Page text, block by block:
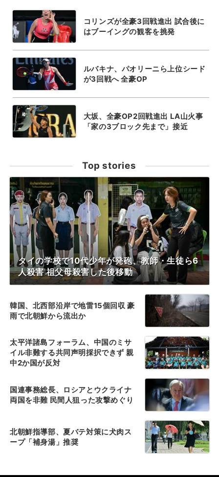
コリンズが全豪3回戦進出 試合後に
はブーイングの観客を挑発
ルバキナ、パオリーニら上位シード
が3回戦へ 全豪OP
大坂、全豪OP2回戦進出 LA山火事
「家の3ブロック先まで」接近
Top stories
タイの学校で10代少年が発砲、教師・生徒ら6
人殺害 祖父母殺害した後移動
韓国、北西部沿岸で地雷15個回収 豪
雨で北朝鮮から流出か
太平洋諸島フォーラム、中国のミサ
イル非難する共同声明採択できず 親
中2か国が反対
国連事務総長、ロシアとウクライナ
両国を非難 民間人狙った攻撃めぐり
北朝鮮指導部、夏バテ対策に犬肉ス
ープ「補身湯」推奨